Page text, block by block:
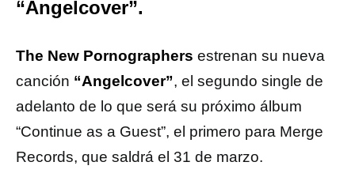
“Angelcover”.
The New Pornographers estrenan su nueva
canción “Angelcover”, el segundo single de
adelanto de lo que será su próximo álbum
“Continue as a Guest”, el primero para Merge
Records, que saldrá el 31 de marzo.